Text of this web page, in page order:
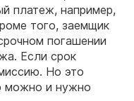
платеж, например,
того, заемщик
погашении
Если срок
Но это
можно и нужно